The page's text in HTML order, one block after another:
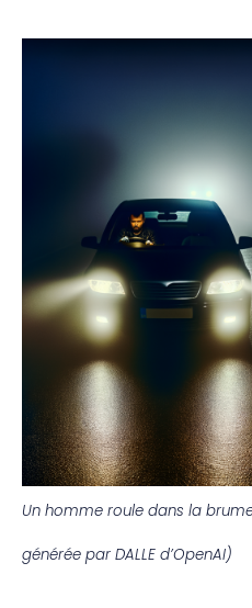
Un homme roule dans la
générée par DALLE d’OpenAI)